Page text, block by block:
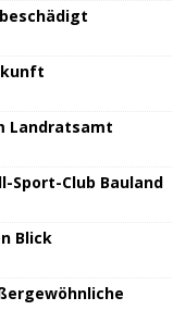
Landratsamt
Sport-Club Bauland
Blick